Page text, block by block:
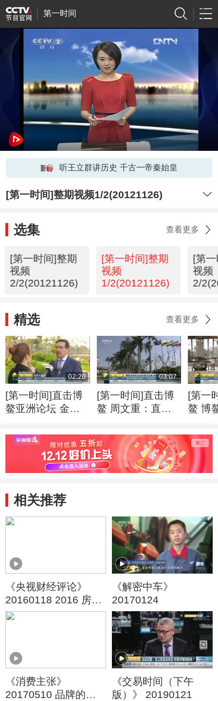
第一时间
听王立群讲历史 千古一帝秦始皇
[第一时间]整期视频1/2(20121126)
选集 查看更多
[第一时间]整期
视频
2/2(20121126)
[第一时间]整期
视频
1/2(20121126)
[第
视频
2/
精选 查看更多
02:20
[第一时间]直击博
鳌亚洲论坛 金融
管面临更多挑战
03:07
[第一时间]直击博
鳌 周文重：直面
洲应发出自己的声
音
[第一
鳌 博
就绪
相关推荐
《央视财经评论》
20160118 2016 房价
还涨吗？
《解密中车》
20170124
《消费主张》
20170510 品牌的力
《交易时间（下午
版）》 20190121